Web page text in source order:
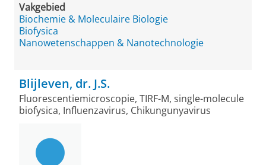
Vakgebied
Biochemie & Moleculaire Biologie
Biofysica
Nanowetenschappen & Nanotechnologie
Blijleven, dr. J.S.
Fluorescentiemicroscopie, TIRF-M, single-molecule
biofysica, Influenzavirus, Chikungunyavirus